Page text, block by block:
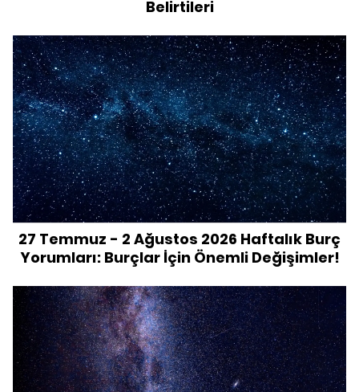
Belirtileri
27 Temmuz - 2 Ağustos 2026 Haftalık Burç
Yorumları: Burçlar İçin Önemli Değişimler!